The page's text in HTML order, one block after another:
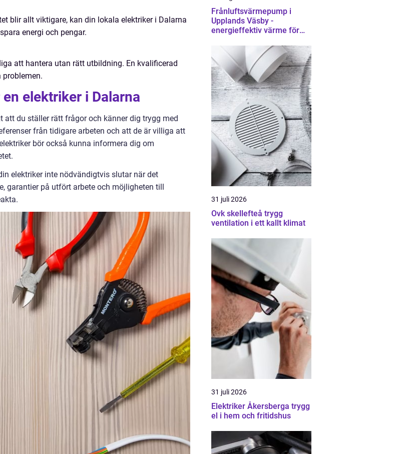
blir allt viktigare, kan din lokala elektriker i Dalarna
energi och pengar.
att hantera utan rätt utbildning. En kvalificerad
elektriker i Dalarna
att du ställer rätt frågor och känner dig trygg med
från tidigare arbeten och att de är villiga att
bör också kunna informera dig om
elektriker inte nödvändigtvis slutar när det
garantier på utfört arbete och möjligheten till
Frånluftsvärmepump i
Upplands Väsby -
energieffektiv värme för
31 juli 2026
Ovk skellefteå trygg
ventilation i ett kallt klimat
31 juli 2026
Elektriker Åkersberga trygg
el i hem och fritidshus